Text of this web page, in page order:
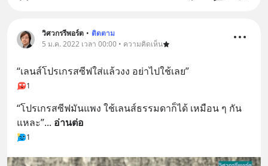
วิศวกรรีพอร์ต • ติดตาม
5 ม.ค. 2022 เวลา 00:00 • ความคิดเห็น
“เลนส์โปรเกรสซีฟใส่แล้วงง อย่าไปใช้เลย”
1
“โปรเกรสซีฟมันแพง ใช้เลนส์ธรรมดาก็ได้ เหมือน ๆ กัน
แหละ”... อ่านต่อ
1